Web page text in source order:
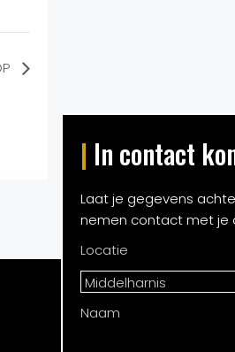
| In contact
Laat je gegevens
nemen contact met je
Locatie
Naam